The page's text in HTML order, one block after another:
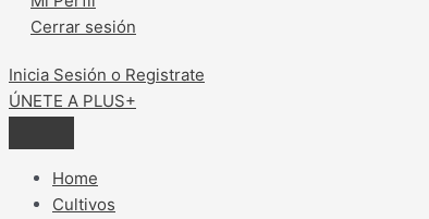
Cerrar sesión
Inicia Sesión o Registrate
ÚNETE A PLUS+
Home
Cultivos